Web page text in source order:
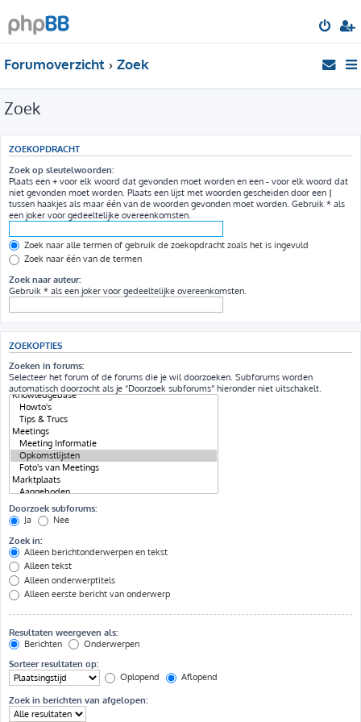
Forumoverzicht Zoek
Zoek
ZOEKOPDRACHT
Zoek op sleutelwoorden:
Plaats een + voor elk woord dat gevonden moet worden en een - voor elk woord dat
niet gevonden moet worden. Plaats een lijst met woorden gescheiden door een |
tussen haakjes als maar één van de woorden gevonden moet worden. Gebruik * als
een joker voor gedeeltelijke overeenkomsten.
Zoek naar alle termen of gebruik de zoekopdracht zoals het is ingevuld
Zoek naar één van de termen
Zoek naar auteur:
Gebruik * als een joker voor gedeeltelijke overeenkomsten.
ZOEKOPTIES
Zoeken in forums:
Selecteer het forum of de forums die je wil doorzoeken. Subforums worden
automatisch doorzocht als je “Doorzoek subforums“ hieronder niet uitschakelt.
Doorzoek subforums:
Ja
Nee
Zoek in:
Alleen berichtonderwerpen en tekst
Alleen tekst
Alleen onderwerptitels
Alleen eerste bericht van onderwerp
Resultaten weergeven als:
Berichten
Onderwerpen
Sorteer resultaten op:
Oplopend
Aflopend
Zoek in berichten van afgelopen: